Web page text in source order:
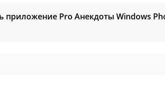
приложение Pro Анекдоты Windows